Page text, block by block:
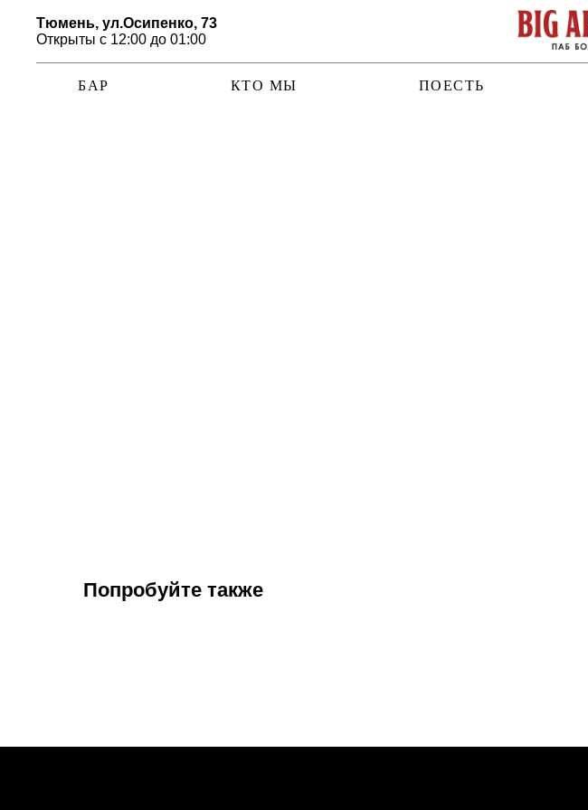
Тюмень, ул.Осипенко, 73
Открыты с 12:00 до 01:00
БАР КТО МЫ ПОЕСТЬ
Попробуйте также